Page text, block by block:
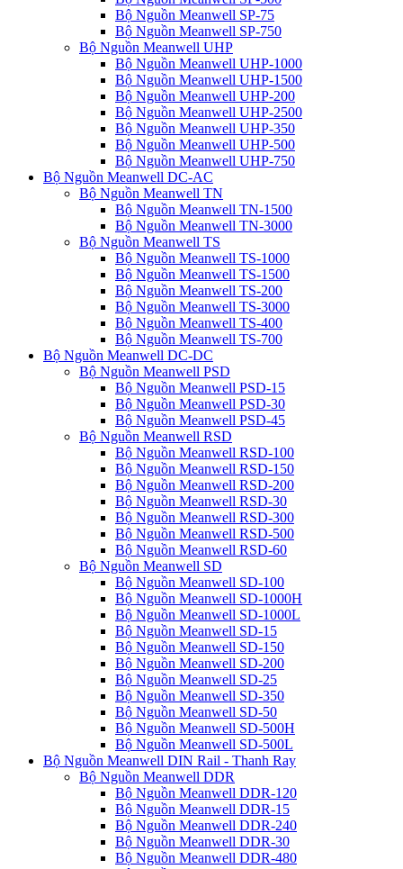
Bộ Nguồn Meanwell SP-75
Bộ Nguồn Meanwell SP-750
Bộ Nguồn Meanwell UHP
Bộ Nguồn Meanwell UHP-1000
Bộ Nguồn Meanwell UHP-1500
Bộ Nguồn Meanwell UHP-200
Bộ Nguồn Meanwell UHP-2500
Bộ Nguồn Meanwell UHP-350
Bộ Nguồn Meanwell UHP-500
Bộ Nguồn Meanwell UHP-750
Bộ Nguồn Meanwell DC-AC
Bộ Nguồn Meanwell TN
Bộ Nguồn Meanwell TN-1500
Bộ Nguồn Meanwell TN-3000
Bộ Nguồn Meanwell TS
Bộ Nguồn Meanwell TS-1000
Bộ Nguồn Meanwell TS-1500
Bộ Nguồn Meanwell TS-200
Bộ Nguồn Meanwell TS-3000
Bộ Nguồn Meanwell TS-400
Bộ Nguồn Meanwell TS-700
Bộ Nguồn Meanwell DC-DC
Bộ Nguồn Meanwell PSD
Bộ Nguồn Meanwell PSD-15
Bộ Nguồn Meanwell PSD-30
Bộ Nguồn Meanwell PSD-45
Bộ Nguồn Meanwell RSD
Bộ Nguồn Meanwell RSD-100
Bộ Nguồn Meanwell RSD-150
Bộ Nguồn Meanwell RSD-200
Bộ Nguồn Meanwell RSD-30
Bộ Nguồn Meanwell RSD-300
Bộ Nguồn Meanwell RSD-500
Bộ Nguồn Meanwell RSD-60
Bộ Nguồn Meanwell SD
Bộ Nguồn Meanwell SD-100
Bộ Nguồn Meanwell SD-1000H
Bộ Nguồn Meanwell SD-1000L
Bộ Nguồn Meanwell SD-15
Bộ Nguồn Meanwell SD-150
Bộ Nguồn Meanwell SD-200
Bộ Nguồn Meanwell SD-25
Bộ Nguồn Meanwell SD-350
Bộ Nguồn Meanwell SD-50
Bộ Nguồn Meanwell SD-500H
Bộ Nguồn Meanwell SD-500L
Bộ Nguồn Meanwell DIN Rail - Thanh Ray
Bộ Nguồn Meanwell DDR
Bộ Nguồn Meanwell DDR-120
Bộ Nguồn Meanwell DDR-15
Bộ Nguồn Meanwell DDR-240
Bộ Nguồn Meanwell DDR-30
Bộ Nguồn Meanwell DDR-480